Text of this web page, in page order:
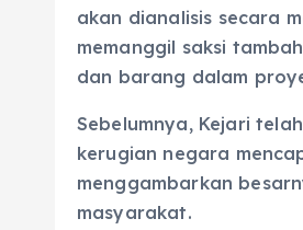
akan dianalisis secara
memanggil saksi
dan barang dalam
Sebelumnya, Kejari
kerugian negara
menggambarkan
masyarakat.